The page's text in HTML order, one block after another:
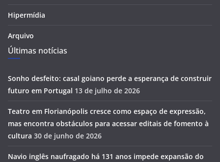
Hipermídia
Arquivo
Últimas notícias
Sonho desfeito: casal goiano perde a esperança de construir
futuro em Portugal 13 de julho de 2026
Teatro em Florianópolis cresce como espaço de expressão,
mas encontra obstáculos para acessar editais de fomento à
cultura 30 de junho de 2026
Navio inglês naufragado há 131 anos impede expansão do